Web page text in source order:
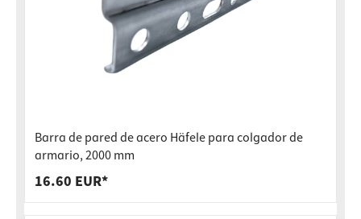
Barra de pared de acero Häfele para colgador de
armario, 2000 mm
16.60 EUR*